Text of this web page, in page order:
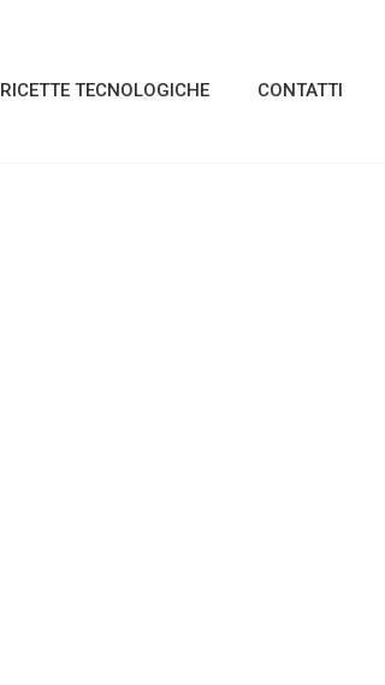
RICETTE TECNOLOGICHE CONTATTI